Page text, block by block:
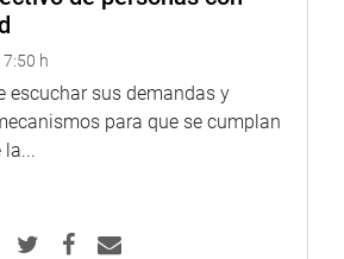
Isabel Cortez Aguirre recorrió sus
h
escuchar sus demandas y
para que se cumplan
la...